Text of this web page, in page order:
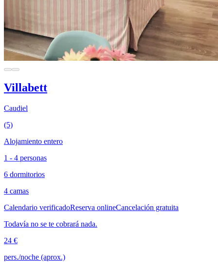
Villabett
Caudiel
(5)
Alojamiento entero
1 - 4 personas
6 dormitorios
4 camas
Calendario verificadoReserva onlineCancelación gratuita
Todavía no se te cobrará nada.
24 €
pers./noche (aprox.)